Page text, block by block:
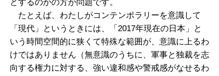
とするのかの方が問題です。
たとえば、わたしがコンテンポラリーを意識して
「現代」というときには、「2017年現在の日本」と
いう時間空間的に狭くて特殊な範囲が、意識に上るわ
けではありません（無意識のうちに、軍事と独裁を志
向する権力に対する、強い違和感や警戒感がなせるわ